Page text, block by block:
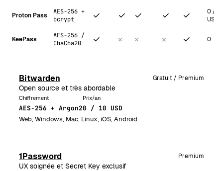
Proton Pass
AES-256 +
bcrypt
✓ ✓ ✓ ✓ ✓
0 /
USD
KeePass
AES-256 /
ChaCha20
✓ × × × ✓ 0
Bitwarden Gratuit / Premium
Open source et très abordable
Chiffrement
AES-256 + Argon2
Prix/an
0 / 10 USD
Web, Windows, Mac, Linux, iOS, Android
1Password Premium
UX soignée et Secret Key exclusif